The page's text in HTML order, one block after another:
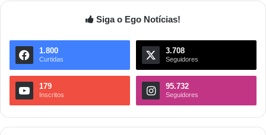
Siga o Ego Notícias!
1.800
Curtidas
3.708
Seguidores
179
Inscritos
95.732
Seguidores